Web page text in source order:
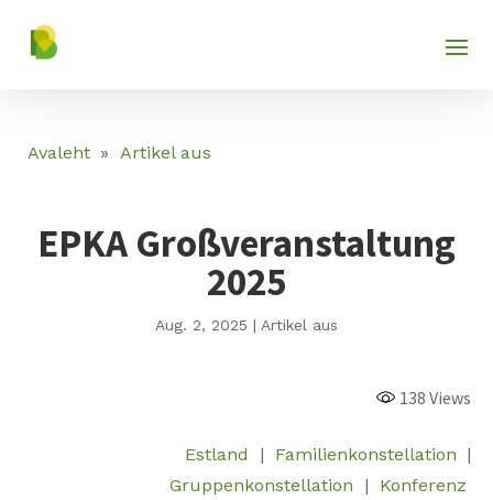
138Views
Avaleht » Artikel aus
EPKA Großveranstaltung
2025
Aug. 2, 2025 | Artikel aus
138 Views
Estland | Familienkonstellation |
Gruppenkonstellation
| Konferenz